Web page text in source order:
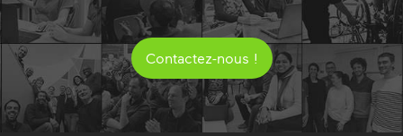
Contactez-nous !